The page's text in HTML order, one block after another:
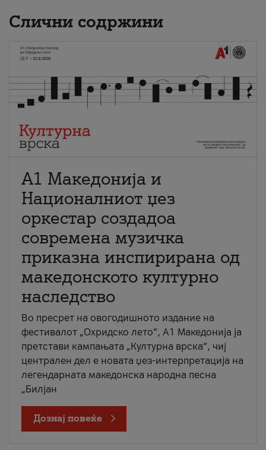
Слични содржини
А1 Македонија и
Националниот џез
оркестар создадоа
современа музичка
приказна инспирирана од
македонското културно
наследство
Во пресрет на овогодишното издание на
фестивалот „Охридско лето“, А1 Македонија ја
претстави кампањата „Културна врска“, чиј
централен дел е новата џез-интерпретација на
легендарната македонска народна песна
„Билјан
Дознај повеќе